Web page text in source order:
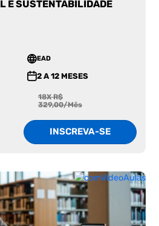
E SUSTENTABILIDADE
EAD
2 A 12 MESES
18X R$
329,00/Mês
INSCREVA-SE